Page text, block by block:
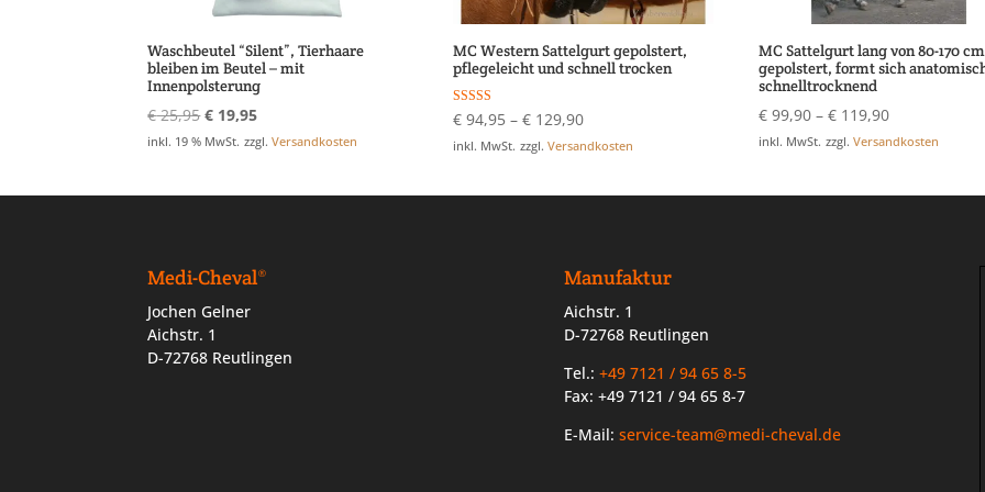
Waschbeutel “Silent”, Tierhaare
bleiben im Beutel – mit
Innenpolsterung
€25,95Ursprünglicher
Preis
€ 19,95Aktueller
Preis
inkl. 19 % MwSt. zzgl.Versandkosten
MC Western Sattelgurt gepolstert,
pflegeleicht und schnell trocken
Bewertet mit
5.00
von 5
€ 94,95 –€ 129,90
inkl. MwSt. zzgl.Versandkosten
MC Sattelgurt lang von 80-170
gepolstert, formt sich
schnelltrocknend
€ 99,90 –€ 119,90
inkl. MwSt. zzgl.Versandkosten
Medi-Cheval®
Jochen Gelner
Aichstr. 1
D-72768 Reutlingen
Manufaktur
Aichstr. 1
D-72768 Reutlingen
Tel.: +49 7121 / 94 65 8-5
Fax: +49 7121 / 94 65 8-7
E-Mail: service-team@medi-cheval.de